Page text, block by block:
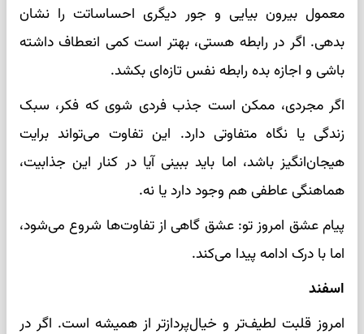
معمول بیرون بیایی و جور دیگری احساساتت را نشان
بدهی. اگر در رابطه هستی، بهتر است کمی انعطاف داشته
باشی و اجازه بده رابطه نفس تازه‌ای بکشد.
اگر مجردی، ممکن است جذب فردی شوی که فکر، سبک
زندگی یا نگاه متفاوتی دارد. این تفاوت می‌تواند برایت
هیجان‌انگیز باشد، اما باید ببینی آیا در کنار این جذابیت،
هماهنگی عاطفی هم وجود دارد یا نه.
پیام عشق امروز تو: عشق گاهی از تفاوت‌ها شروع می‌شود،
اما با درک ادامه پیدا می‌کند.
اسفند
امروز قلبت لطیف‌تر و خیال‌پردازتر از همیشه است. اگر در